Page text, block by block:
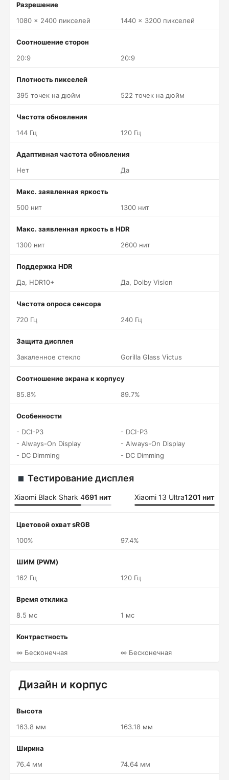
Разрешение
1080 x 2400 пикселей
1440 x 3200 пикселей
Соотношение сторон
20:9
20:9
Плотность пикселей
395 точек на дюйм
522 точек на дюйм
Частота обновления
144 Гц
120 Гц
Адаптивная частота обновления
Нет
Да
Макс. заявленная яркость
500 нит
1300 нит
Макс. заявленная яркость в HDR
1300 нит
2600 нит
Поддержка HDR
Да, HDR10+
Да, Dolby Vision
Частота опроса сенсора
720 Гц
240 Гц
Защита дисплея
Закаленное стекло
Gorilla Glass Victus
Соотношение экрана к корпусу
85.8%
89.7%
Особенности
- DCI-P3
- Always-On Display
- DC Dimming
- DCI-P3
- Always-On Display
- DC Dimming
Тестирование дисплея
Xiaomi Black Shark 4691 нит Xiaomi 13 Ultra1201 нит
Цветовой охват sRGB
100%
97.4%
ШИМ (PWM)
162 Гц
120 Гц
Время отклика
8.5 мс
1 мс
Контрастность
∞ Бесконечная
∞ Бесконечная
Дизайн и корпус
Высота
163.8 мм
163.18 мм
Ширина
76.4 мм
74.64 мм